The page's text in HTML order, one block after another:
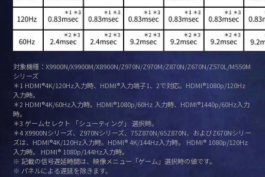
対象機種：X9900N/X9900M/X8900N/Z970N/Z970M/Z870N/Z670N/Z570L/M550M
シリーズ
＊1 HDMI®4K/120Hz入力時、HDMI®入力端子1、2で対応。HDMI®1080p/120Hz
入力時。
＊2 HDMI®4K/60Hz入力時。HDMI®1080p/60Hz 入力時、HDMI®1440p/60Hz入力
時。
＊3 ゲームセレクト 「シューティング」 選択時。
＊4 X9900Nシリーズ、Z970Nシリーズ、75Z870N/65Z870N、およびZ670Nシリー
ズは、HDMI®4K/120Hz入力時。HDMI® 4K/144Hz入力時。 HDMI® 1080p/120Hz
入力時。 HDMI® 1080p/144Hz入力時。
※ 記載の信号遅延時間は、映像メニュー「ゲーム」選択時の値です。
※ パネルによる遅延を除きます。